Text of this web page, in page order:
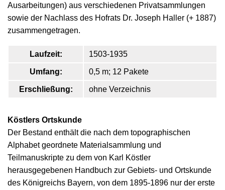
Ausarbeitungen) aus verschiedenen Privatsammlungen
sowie der Nachlass des Hofrats Dr. Joseph Haller (+ 1887)
zusammengetragen.
Laufzeit: 1503-1935
Umfang: 0,5 m; 12 Pakete
Erschließung: ohne Verzeichnis
Köstlers Ortskunde
Der Bestand enthält die nach dem topographischen
Alphabet geordnete Materialsammlung und
Teilmanuskripte zu dem von Karl Köstler
herausgegebenen Handbuch zur Gebiets- und Ortskunde
des Königreichs Bayern, von dem 1895-1896 nur der erste